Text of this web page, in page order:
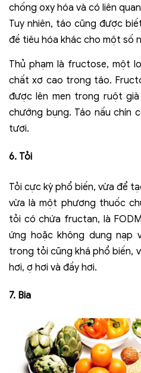
chống oxy hóa và có liên
Tuy nhiên, táo cũng được
đề tiêu hóa khác cho một số
Thủ phạm là fructose, một
chất xơ cao trong táo.
được lên men trong ruột
chướng bụng. Táo nấu chín
tươi.
6. Tỏi
Tỏi cực kỳ phổ biến, vừa để
vừa là một phương thuốc
tỏi có chứa fructan, là
ứng hoặc không dung nạp
trong tỏi cũng khá phổ biến,
hơi, ợ hơi và đầy hơi.
7. Bia